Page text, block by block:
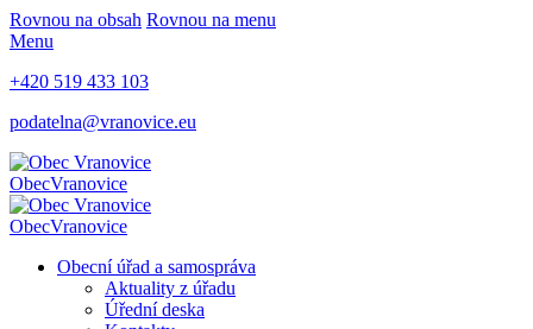
Rovnou na obsah Rovnou na menu
Menu
+420 519 433 103
podatelna@vranovice.eu
ObecVranovice
ObecVranovice
Obecní úřad a samospráva
Aktuality z úřadu
Úřední deska